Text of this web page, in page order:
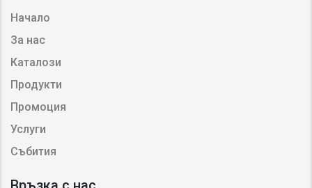
Начало
За нас
Каталози
Продукти
Промоция
Услуги
Събития